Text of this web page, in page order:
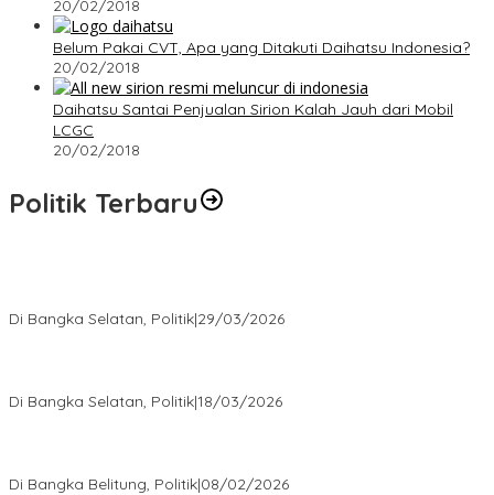
20/02/2018
Belum Pakai CVT, Apa yang Ditakuti Daihatsu Indonesia?
20/02/2018
Daihatsu Santai Penjualan Sirion Kalah Jauh dari Mobil
LCGC
20/02/2018
Politik Terbaru
Di Bangka Selatan, Politik|29/03/2026
Di Bangka Selatan, Politik|18/03/2026
Di Bangka Belitung, Politik|08/02/2026